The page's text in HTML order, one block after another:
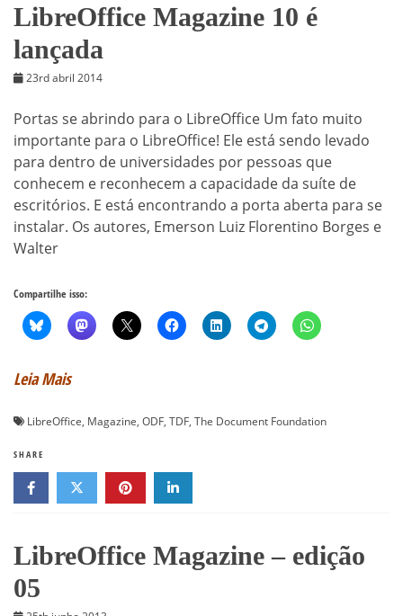
LibreOffice Magazine 10 é
lançada
23rd abril 2014
Portas se abrindo para o LibreOffice Um fato muito
importante para o LibreOffice! Ele está sendo levado
para dentro de universidades por pessoas que
conhecem e reconhecem a capacidade da suíte de
escritórios. E está encontrando a porta aberta para se
instalar. Os autores, Emerson Luiz Florentino Borges e
Walter
Compartilhe isso:
Leia Mais
LibreOffice, Magazine, ODF, TDF, The Document Foundation
SHARE
LibreOffice Magazine – edição
05